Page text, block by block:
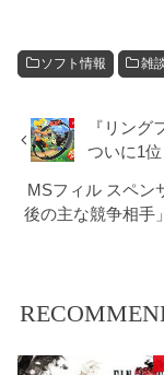
ソフト情報 雑
『リン
ついに1位
MSフィル スペン
後の主な競争相手